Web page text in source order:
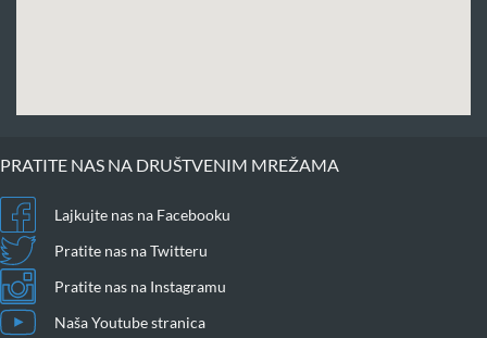
PRATITE NAS NA DRUŠTVENIM MREŽAMA
Lajkujte nas na Facebooku
Pratite nas na Twitteru
Pratite nas na Instagramu
Naša Youtube stranica